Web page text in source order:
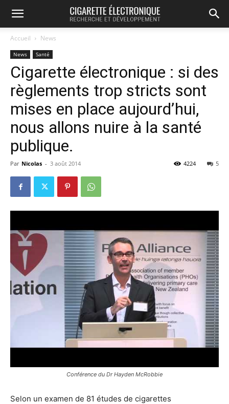
Accueil News
News Santé
Cigarette électronique : si des
règlements trop stricts sont
mises en place aujourd’hui,
nous allons nuire à la santé
publique.
Par Nicolas - 3 août 2014 5
4224
Conférence du Dr Hayden McRobbie
Selon un examen de 81 études de cigarettes